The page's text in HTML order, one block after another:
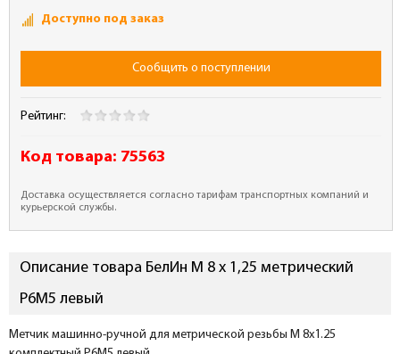
Доступно под заказ
Сообщить о поступлении
Рейтинг:
Код товара: 75563
Доставка осуществляется согласно тарифам транспортных компаний и
курьерской службы.
Описание товара БелИн М 8 x 1,25 метрический
Р6М5 левый
Метчик машинно-ручной для метрической резьбы M 8х1.25